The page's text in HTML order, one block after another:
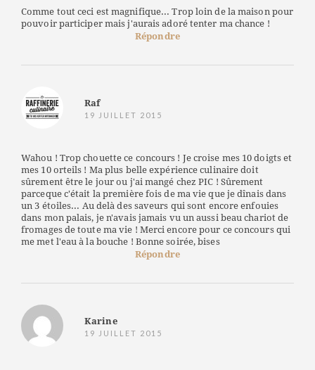
Comme tout ceci est magnifique... Trop loin de la maison pour
pouvoir participer mais j'aurais adoré tenter ma chance !
Répondre
Raf
19 JUILLET 2015
Wahou ! Trop chouette ce concours ! Je croise mes 10 doigts et
mes 10 orteils ! Ma plus belle expérience culinaire doit
sûrement être le jour ou j'ai mangé chez PIC ! Sûrement
parceque c'était la première fois de ma vie que je dînais dans
un 3 étoiles... Au delà des saveurs qui sont encore enfouies
dans mon palais, je n'avais jamais vu un aussi beau chariot de
fromages de toute ma vie ! Merci encore pour ce concours qui
me met l'eau à la bouche ! Bonne soirée, bises
Répondre
Karine
19 JUILLET 2015